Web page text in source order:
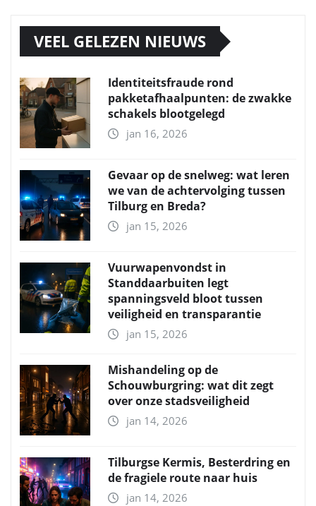
VEEL GELEZEN NIEUWS
Identiteitsfraude rond
pakketafhaalpunten: de zwakke
schakels blootgelegd
jan 16, 2026
Gevaar op de snelweg: wat leren
we van de achtervolging tussen
Tilburg en Breda?
jan 15, 2026
Vuurwapenvondst in
Standdaarbuiten legt
spanningsveld bloot tussen
veiligheid en transparantie
jan 15, 2026
Mishandeling op de
Schouwburgring: wat dit zegt
over onze stadsveiligheid
jan 14, 2026
Tilburgse Kermis, Besterdring en
de fragiele route naar huis
jan 14, 2026